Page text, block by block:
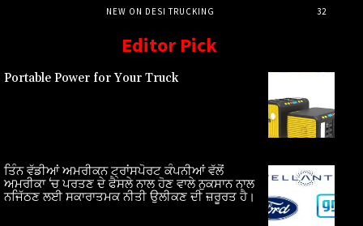
NEW ON DESI TRUCKING
32
Editor Pick
Portable Power for Your Truck
ਤਿੰਨ ਵੱਡੀਆਂ ਅਮਰੀਕਨ ਟ੍ਰਾਂਸਪੋਰਟ ਕੰਪਨੀਆਂ ਵੱਲੋਂ
ਅਮਰੀਕਾ ‘ਚ ਪਰਤਣ ਦੇ ਫੈਸਲੇ ਨਾਲ ਹੋਣ ਵਾਲੇ ਨੁਕਸਾਨ ਨਾਲ
ਨਜਿੱਠਣ ਲਈ ਸਕਾਰਾਤਮਕ ਨੀਤੀ ਉਲੀਕਣ ਦੀ ਜ਼ਰੂਰਤ ਹੈ।